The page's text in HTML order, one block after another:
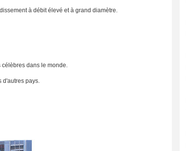
à débit élevé et à grand diamètre.
dans le monde.
d'autres pays.